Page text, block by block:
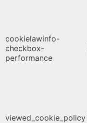
cookielawinfo-
checkbox-
performance
viewed_cookie_policy